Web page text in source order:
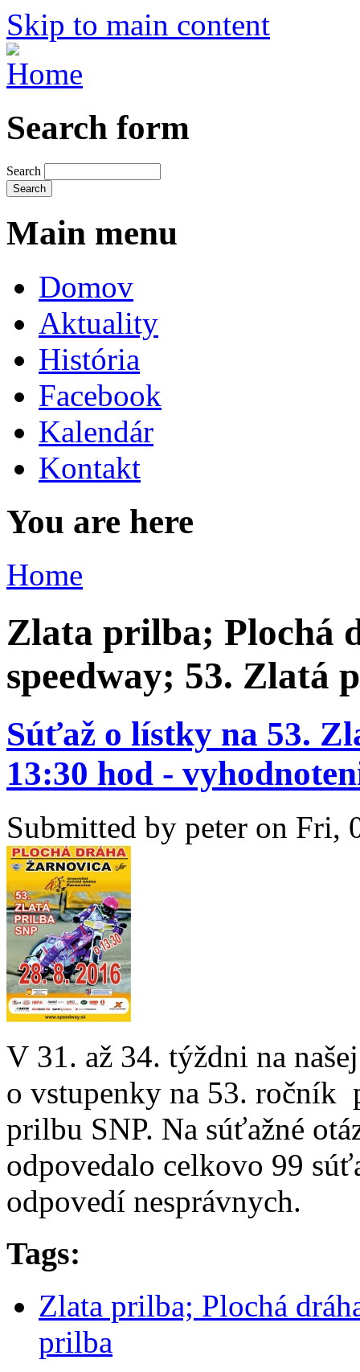
Skip to main content
Search form
Search
Main menu
Domov
Aktuality
História
Facebook
Kalendár
Kontakt
You are here
Home
Zlata prilba; Plochá
speedway; 53. Zlatá
Súťaž o lístky na 53.
13:30 hod -
Submitted by peter on Fri,
V 31. až 34. týždni na
o vstupenky na 53. ročník
prilbu SNP. Na súťažné
odpovedalo celkovo 99
odpovedí nesprávnych.
Tags:
Zlata prilba; Plochá
prilba